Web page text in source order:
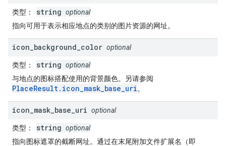
类型 ： string optional
指向可用于表示相应地点的类别的图片资源的网址。
icon background color optional
类型 ： string optional
与地点的图标搭配使用的背景颜色。另请参阅
PlaceResult.icon_mask_base_uri。
icon mask base uri optional
类型 ： string optional
指向图标遮罩的截断网址。通过在末尾附加文件扩展名（即